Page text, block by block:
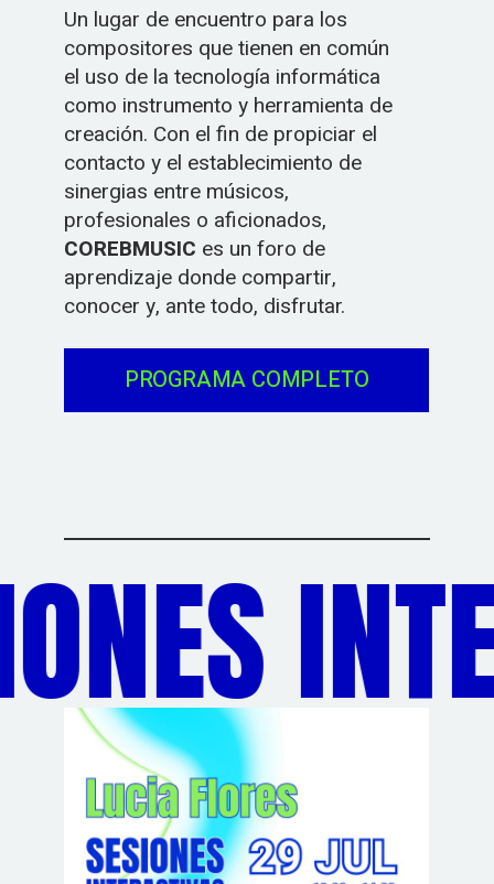
Un lugar de encuentro para los
compositores que tienen en común
el uso de la tecnología informática
como instrumento y herramienta de
creación. Con el fin de propiciar el
contacto y el establecimiento de
sinergias entre músicos,
profesionales o aficionados,
COREBMUSIC es un foro de
aprendizaje donde compartir,
conocer y, ante todo, disfrutar.
PROGRAMA COMPLETO